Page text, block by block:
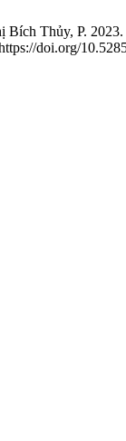
Thủy, P.
doi.org/